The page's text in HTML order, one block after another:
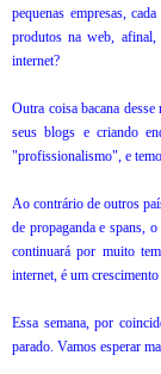
pequenas empresas,
produtos na web,
internet?
Outra coisa bacana
seus blogs e criando
"profissionalismo", e
Ao contrário de outros
de propaganda e spans,
continuará por muito
internet, é um
Essa semana, por
parado. Vamos esperar